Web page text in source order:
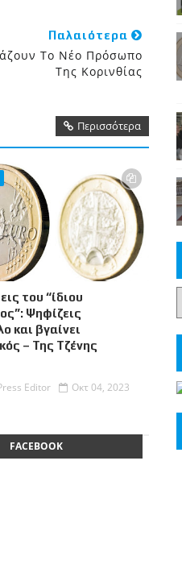
Παλαιότερα
Το Νέο Πρόσωπο
Της Κορινθίας
Περισσότερα
του “ίδιου
Ψηφίζεις
και βγαίνει
– Της Τζένης
Editor
Οκτ 04, 2023
FACEBOOK